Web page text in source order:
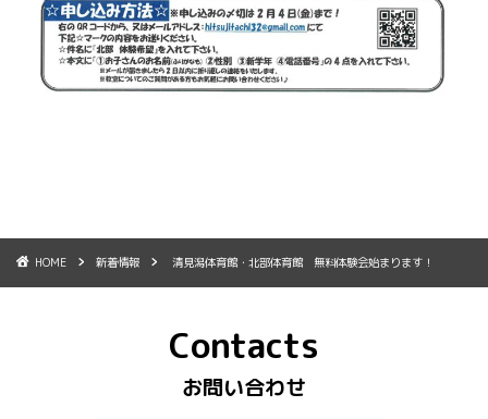
HOME 新着情報 清見潟体育館・北部体育館 無料体験会始まります！
Contacts
お問い合わせ